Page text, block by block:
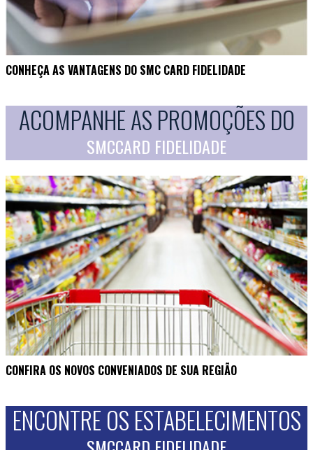
CONHEÇA AS VANTAGENS DO SMC CARD FIDELIDADE
ACOMPANHE AS PROMOÇÕES DO
SMCCARD FIDELIDADE
CONFIRA OS NOVOS CONVENIADOS DE SUA REGIÃO
ENCONTRE OS ESTABELECIMENTOS